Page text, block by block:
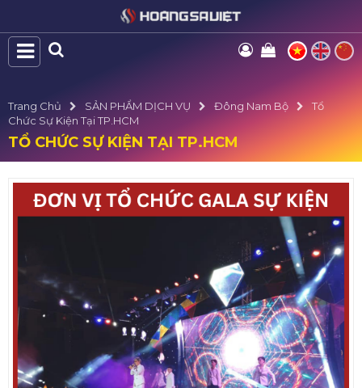
Trang Chủ SẢN PHẨM DỊCH VỤ Đông Nam Bộ
Tổ
Chức Sự Kiện Tại TP.HCM
TỔ CHỨC SỰ KIỆN TẠI TP.HCM